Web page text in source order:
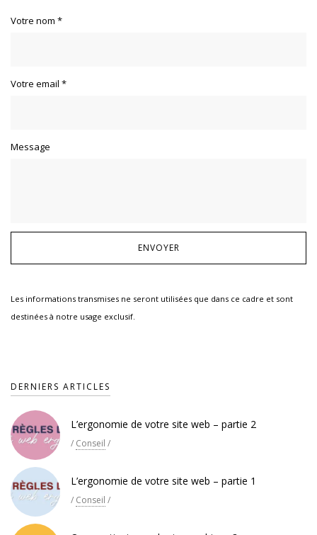
Votre nom *
Votre email *
Message
Les informations transmises ne seront utilisées que dans ce cadre et sont
destinées à notre usage exclusif.
DERNIERS ARTICLES
L’ergonomie de votre site web – partie 2
/ Conseil /
L’ergonomie de votre site web – partie 1
/ Conseil /